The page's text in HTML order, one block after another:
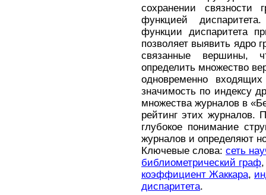
сохранении связности
функцией
функции диспаритета
позволяет выявить ядро
связанные вершины,
определить множество
одновременно
значимость по индексу
множества журналов в
рейтинг этих журналов.
глубокое понимание
журналов и определяют
Ключевые слова: сеть
библиометрический граф
коэффициент Жаккара,
диспаритета.